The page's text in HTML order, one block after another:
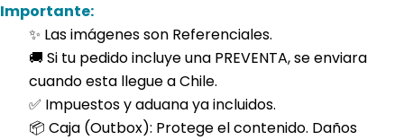
Importante:
✨ Las imágenes son Referenciales.
🚚 Si tu pedido incluye una PREVENTA, se enviara
cuando esta llegue a Chile.
✅ Impuestos y aduana ya incluidos.
📦 Caja (Outbox): Protege el contenido. Daños